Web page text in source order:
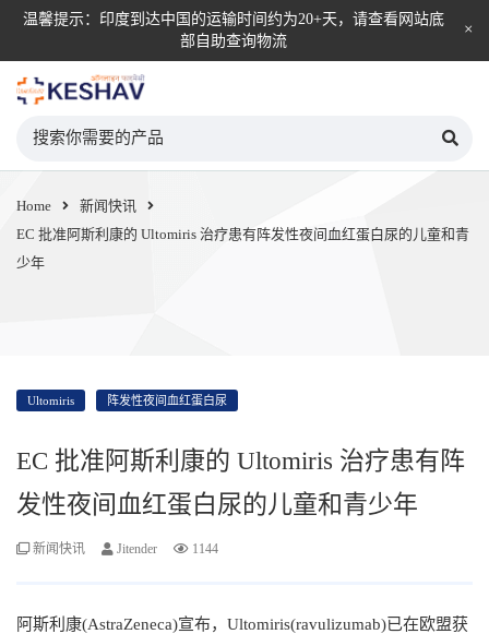
温馨提示：印度到达中国的运输时间约为20+天，请查看网站底
部自助查询物流
Home
新闻快讯
EC 批准阿斯利康的 Ultomiris 治疗患有阵发性夜间血红蛋白尿的儿童和青
少年
Ultomiris 阵发性夜间血红蛋白尿
EC 批准阿斯利康的 Ultomiris 治疗患有阵
发性夜间血红蛋白尿的儿童和青少年
新闻快讯 Jitender 1144
阿斯利康(AstraZeneca)宣布，Ultomiris(ravulizumab)已在欧盟获